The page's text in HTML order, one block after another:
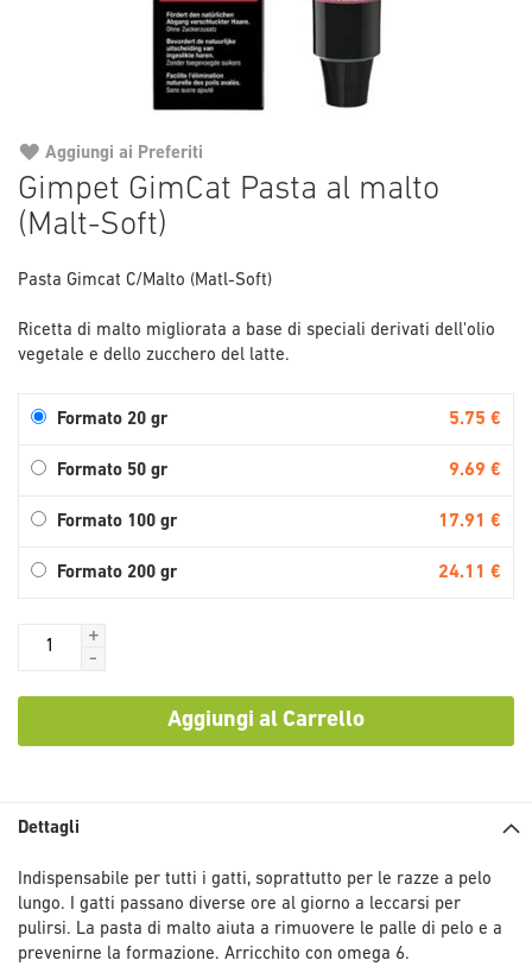
Gimpet GimCat Pasta al malto
(Malt-Soft)
Pasta Gimcat C/Malto (Matl-Soft)
Ricetta di malto migliorata a base di speciali derivati dell'olio
vegetale e dello zucchero del latte.
Formato 20 gr 5.75 €
Formato 50 gr 9.69 €
Formato 100 gr 17.91 €
Formato 200 gr 24.11 €
+
-
Aggiungi al Carrello
Aggiungi ai Preferiti
all'inizio
di
Dettagli
Indispensabile per tutti i gatti, soprattutto per le razze a pelo
lungo. I gatti passano diverse ore al giorno a leccarsi per
pulirsi. La pasta di malto aiuta a rimuovere le palle di pelo e a
prevenirne la formazione. Arricchito con omega 6.